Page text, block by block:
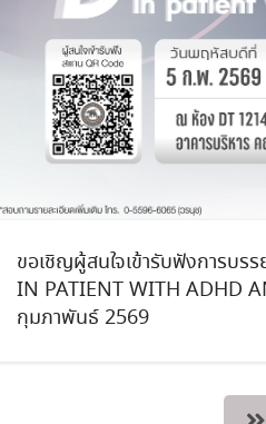
ขอเชิญผู้สนใจเข้ารับฟังการบร
IN PATIENT WITH ADHD
กุมภาพันธ์ 2569